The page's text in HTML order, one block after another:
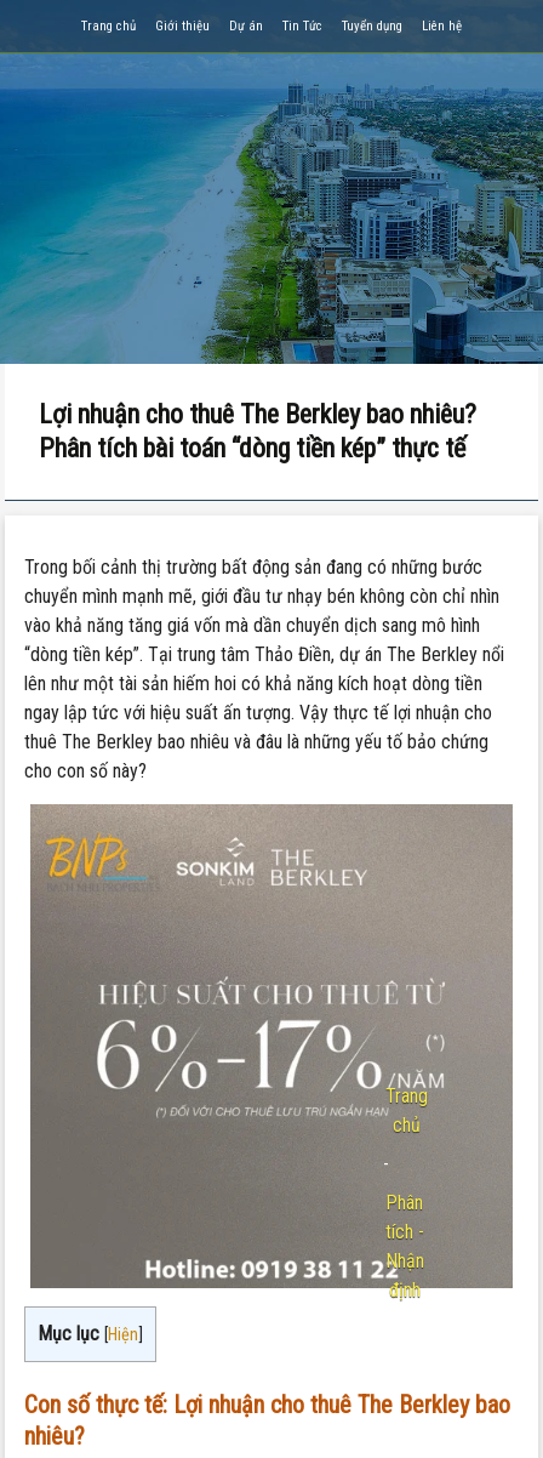
Trang chủ Giới thiệu Dự án Tin Tức Tuyển dụng Liên hệ
Trang
chủ
-
Phân
tích -
Nhận
định
nhuận
Lợi nhuận cho thuê The Berkley bao nhiêu?
Phân tích bài toán “dòng tiền kép” thực tế
Trong bối cảnh thị trường bất động sản đang có những bước
chuyển mình mạnh mẽ, giới đầu tư nhạy bén không còn chỉ nhìn
vào khả năng tăng giá vốn mà dần chuyển dịch sang mô hình
“dòng tiền kép”. Tại trung tâm Thảo Điền, dự án The Berkley nổi
lên như một tài sản hiếm hoi có khả năng kích hoạt dòng tiền
ngay lập tức với hiệu suất ấn tượng. Vậy thực tế lợi nhuận cho
thuê The Berkley bao nhiêu và đâu là những yếu tố bảo chứng
cho con số này?
Mục lục [Hiện]
Con số thực tế: Lợi nhuận cho thuê The Berkley bao
nhiêu?